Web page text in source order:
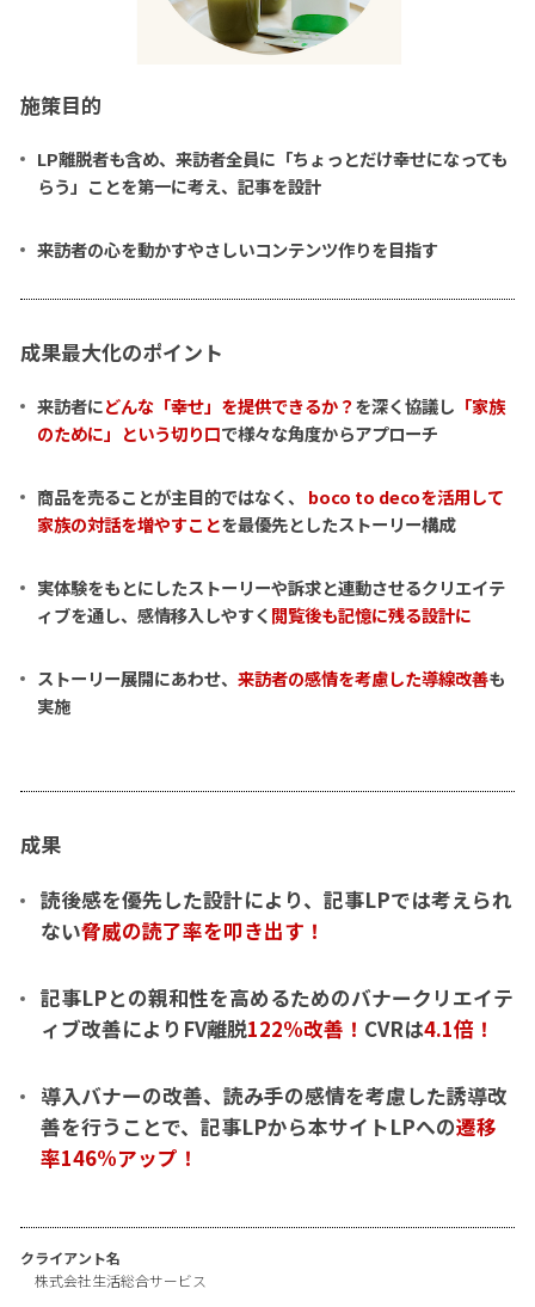
施策目的
LP離脱者も含め、来訪者全員に「ちょっとだけ幸せになっても
らう」ことを第一に考え、記事を設計
来訪者の心を動かすやさしいコンテンツ作りを目指す
成果最大化のポイント
来訪者にどんな「幸せ」を提供できるか？を深く協議し 「家族
のために」という切り口で様々な角度からアプローチ
商品を売ることが主目的ではなく、 boco to decoを活用して
家族の対話を増やすことを最優先としたストーリー構成
実体験をもとにしたストーリーや訴求と連動させるクリエイテ
ィブを通し、感情移入しやすく閲覧後も記憶に残る設計に
ストーリー展開にあわせ、来訪者の感情を考慮した導線改善も
実施
成果
読後感を優先した設計により、記事LPでは考えられ
ない脅威の読了率を叩き出す！
記事LPとの親和性を高めるためのバナークリエイテ
ィブ改善によりFV離脱122%改善！ CVRは4.1倍！
導入バナーの改善、読み手の感情を考慮した誘導改
善を行うことで、記事LPから本サイトLPへの遷移
率146%アップ！
クライアント名
株式会社生活総合サービス